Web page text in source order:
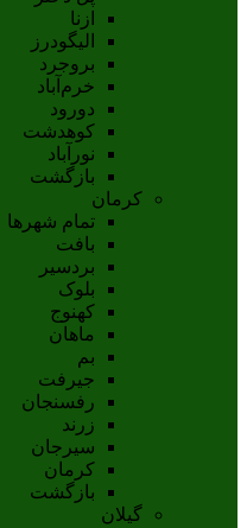
ازنا
اليگودرز
بروجرد
خرم‌آباد
دورود
کوهدشت
نورآباد
بازگشت
کرمان
تمام شهر‌ها
بافت
بردسیر
بلوک
کهنوج
ماهان
بم
جيرفت
رفسنجان
زرند
سيرجان
کرمان
بازگشت
گیلان